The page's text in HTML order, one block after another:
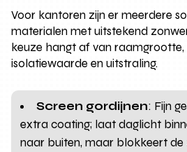
Voor kantoren zijn er meerdere
materialen met uitstekend
keuze hangt af van raamgrootte,
isolatiewaarde en uitstraling.
Screen gordijnen: Fijn
extra coating; laat daglicht
naar buiten, maar blokkeert de